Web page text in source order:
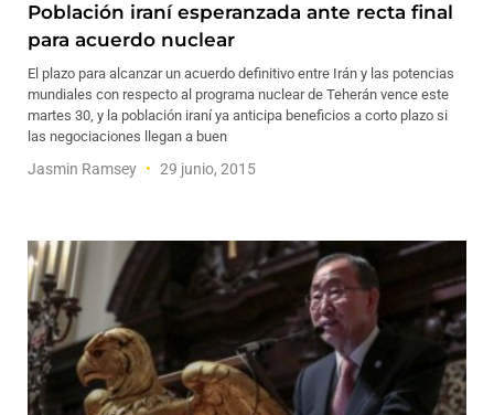
Población iraní esperanzada ante recta final
para acuerdo nuclear
El plazo para alcanzar un acuerdo definitivo entre Irán y las potencias
mundiales con respecto al programa nuclear de Teherán vence este
martes 30, y la población iraní ya anticipa beneficios a corto plazo si
las negociaciones llegan a buen
Jasmin Ramsey 29 junio, 2015